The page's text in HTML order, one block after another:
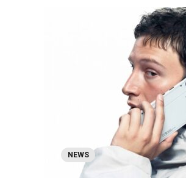
NEWS